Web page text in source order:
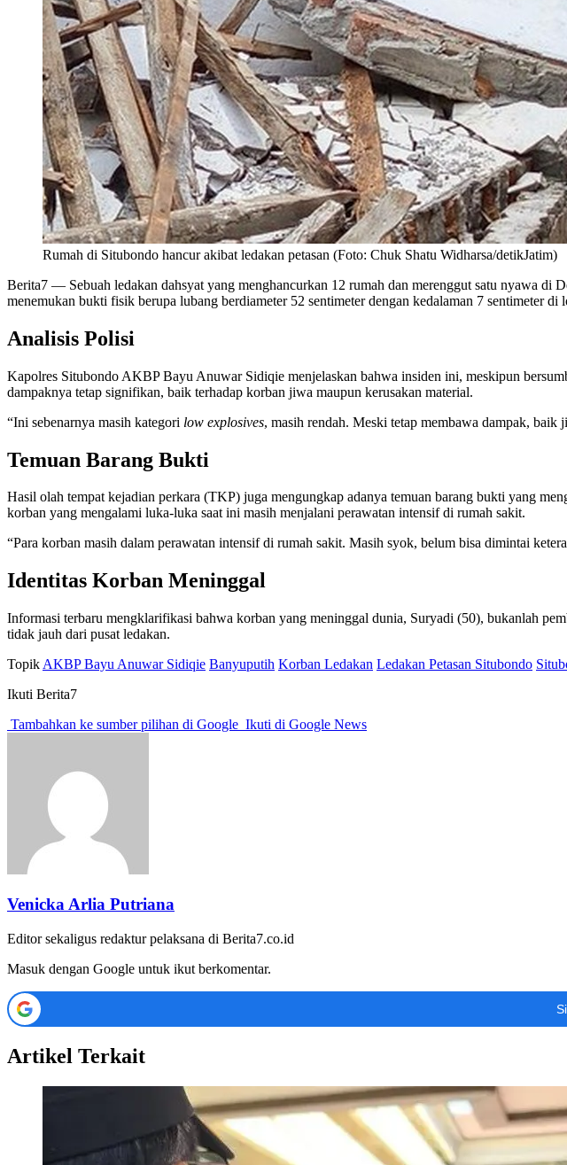
Rumah di Situbondo hancur akibat ledakan petasan (Foto: Chuk Shatu Widharsa/detikJatim)
Berita7 — Sebuah ledakan dahsyat yang menghancurkan 12 rumah dan merenggut satu nyawa di
menemukan bukti fisik berupa lubang berdiameter 52 sentimeter dengan kedalaman 7 sentimeter di
Analisis Polisi
Kapolres Situbondo AKBP Bayu Anuwar Sidiqie menjelaskan bahwa insiden ini, meskipun
dampaknya tetap signifikan, baik terhadap korban jiwa maupun kerusakan material.
“Ini sebenarnya masih kategori low explosives, masih rendah. Meski tetap membawa dampak,
Temuan Barang Bukti
Hasil olah tempat kejadian perkara (TKP) juga mengungkap adanya temuan barang bukti yang
korban yang mengalami luka-luka saat ini masih menjalani perawatan intensif di rumah sakit.
“Para korban masih dalam perawatan intensif di rumah sakit. Masih syok, belum bisa dimintai
Identitas Korban Meninggal
Informasi terbaru mengklarifikasi bahwa korban yang meninggal dunia, Suryadi (50), bukanlah
tidak jauh dari pusat ledakan.
Topik AKBP Bayu Anuwar Sidiqie Banyuputih Korban Ledakan Ledakan Petasan Situbondo
Ikuti Berita7
Tambahkan ke sumber pilihan di Google Ikuti di Google News
Venicka Arlia Putriana
Editor sekaligus redaktur pelaksana di Berita7.co.id
Masuk dengan Google untuk ikut berkomentar.
Artikel Terkait